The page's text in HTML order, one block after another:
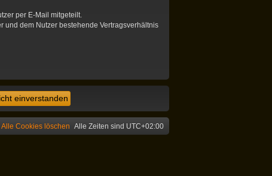
per E-Mail mitgeteilt.
und dem Nutzer bestehende Vertragsverhältnis
Alle Zeiten sind UTC+02:00
Alle Cookies löschen